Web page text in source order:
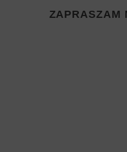
ZAPRASZAM